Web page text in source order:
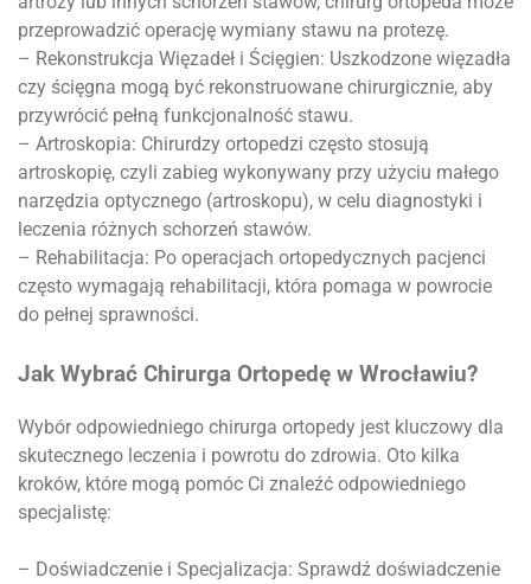
przeprowadzić operację wymiany stawu na protezę.
– Rekonstrukcja Więzadeł i Ścięgien: Uszkodzone więzadła
czy ścięgna mogą być rekonstruowane chirurgicznie, aby
przywrócić pełną funkcjonalność stawu.
– Artroskopia: Chirurdzy ortopedzi często stosują
artroskopię, czyli zabieg wykonywany przy użyciu małego
narzędzia optycznego (artroskopu), w celu diagnostyki i
leczenia różnych schorzeń stawów.
– Rehabilitacja: Po operacjach ortopedycznych pacjenci
często wymagają rehabilitacji, która pomaga w powrocie
do pełnej sprawności.
Jak Wybrać Chirurga Ortopedę w Wrocławiu?
Wybór odpowiedniego chirurga ortopedy jest kluczowy dla
skutecznego leczenia i powrotu do zdrowia. Oto kilka
kroków, które mogą pomóc Ci znaleźć odpowiedniego
specjalistę:
– Doświadczenie i Specjalizacja: Sprawdź doświadczenie